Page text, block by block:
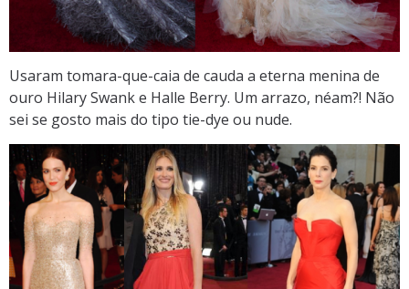
Usaram tomara-que-caia de cauda a eterna menina de
ouro Hilary Swank e Halle Berry. Um arrazo, néam?! Não
sei se gosto mais do tipo tie-dye ou nude.